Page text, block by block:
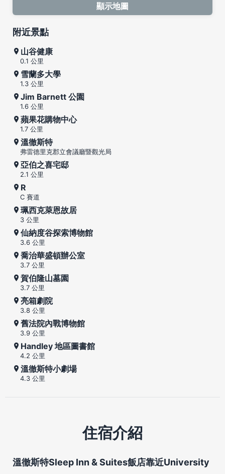
顯示地圖
附近景點
山谷健康
0.1 公里
雪蘭多大學
1.3 公里
Jim Barnett 公園
1.6 公里
蘋果花購物中心
1.7 公里
溫徹斯特
弗雷德里克郡立會議廳暨觀光局
亞伯之喜宅邸
2.1 公里
R
C 賽道
珮西克萊恩故居
3 公里
仙納度谷探索博物館
3.6 公里
喬治華盛頓辦公室
3.7 公里
賀伯隆山墓園
3.7 公里
亮箱劇院
3.8 公里
舊法院內戰博物館
3.9 公里
Handley 地區圖書館
4.2 公里
溫徹斯特小劇場
4.3 公里
住宿介紹
溫徹斯特Sleep Inn & Suites飯店靠近University